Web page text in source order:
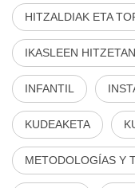
HITZALDIAK ETA
IKASLEEN HITZETAN
INFANTIL
KUDEAKETA
METODOLOGÍAS Y